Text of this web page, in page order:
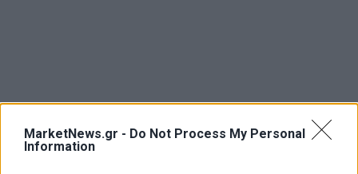
MarketNews.gr - Do Not Process My Personal
Information